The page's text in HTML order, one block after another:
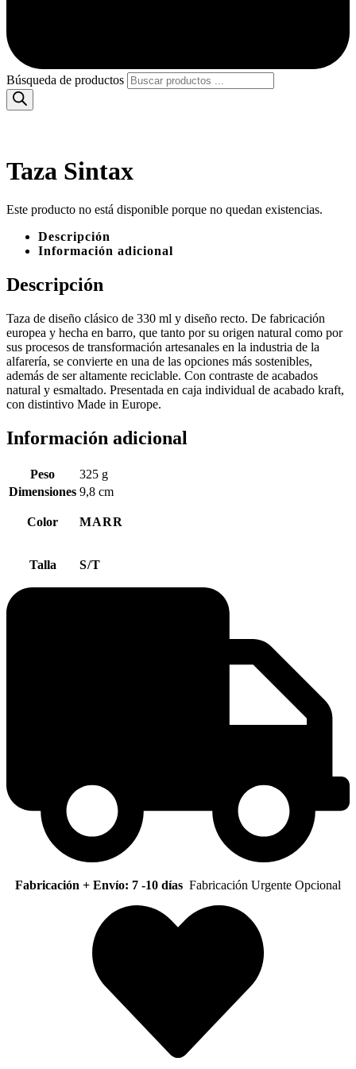
Búsqueda de productos
Taza Sintax
Este producto no está disponible porque no quedan existencias.
Descripción
Información adicional
Descripción
Taza de diseño clásico de 330 ml y diseño recto. De fabricación
europea y hecha en barro, que tanto por su origen natural como por
sus procesos de transformación artesanales en la industria de la
alfarería, se convierte en una de las opciones más sostenibles,
además de ser altamente reciclable. Con contraste de acabados
natural y esmaltado. Presentada en caja individual de acabado kraft,
con distintivo Made in Europe.
Información adicional
Peso
325 g
Dimensiones 9,8 cm
Color MARR
Talla S/T
Fabricación + Envío: 7 -10 días Fabricación Urgente Opcional